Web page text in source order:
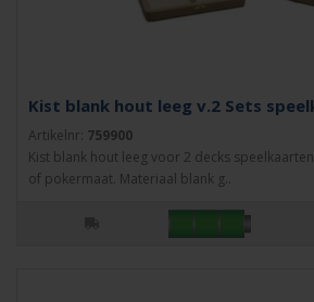
Kist blank hout leeg v.2 Sets
Artikelnr: 759900
Kist blank hout leeg voor 2 decks
of pokermaat. Materiaal blank g..